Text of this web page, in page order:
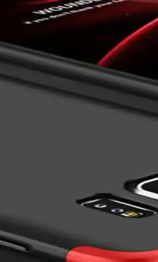
Tasarım ve Koruma
dayanıklılık, tasarım ve koruma
Estetik ve Manevi Koruma
ve manevi koruma sağlayan, çeşitli tasarım
MagSafe Silikon Kılıf İncelemesi
MagSafe silikon kılıf, şık tasarımı ve
Tasarım, Koruma ve
ve pratik kullanımıyla telefonunuzu çizik ve
Uyumlu Kılıf: Estetik ve
kılıf, estetik ve fonksiyonellik sunar.
Şık ve Koruyucu Silikon Kılıf
kılıf, estetik, dayanıklı ve pratik
Kılıf Seçimi ve Koruma İpuçları